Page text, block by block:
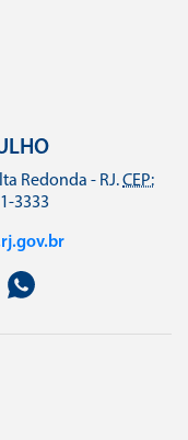
Redonda - RJ.CEP:
3333